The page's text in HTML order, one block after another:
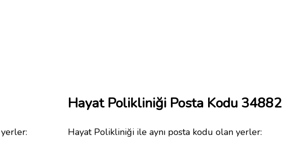
Hayat Polikliniği Posta Kodu 34882
Hayat Polikliniği ile aynı posta kodu olan yerler: